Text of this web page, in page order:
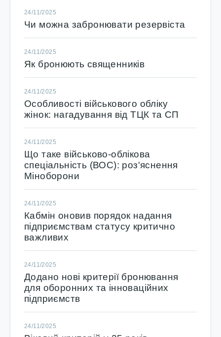
24/11/2025
Чи можна забронювати резервіста
24/11/2025
Як бронюють священників
24/11/2025
Особливості військового обліку
жінок: нагадування від ТЦК та СП
24/11/2025
Що таке військово-облікова
спеціальність (ВОС): роз'яснення
Міноборони
24/11/2025
Кабмін оновив порядок надання
підприємствам статусу критично
важливих
24/11/2025
Додано нові критерії бронювання
для оборонних та інноваційних
підприємств
24/11/2025